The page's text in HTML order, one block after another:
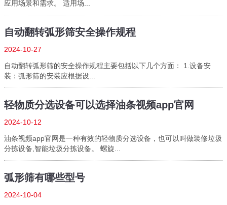
应用场景和需求。 适用场...
自动翻转弧形筛安全操作规程
2024-10-27
自动翻转弧形筛的安全操作规程主要包括以下几个方面： 1.设备安
装：弧形筛的安装应根据设...
轻物质分选设备可以选择油条视频app官网
2024-10-12
油条视频app官网是一种有效的轻物质分选设备，也可以叫做装修垃圾
分拣设备,智能垃圾分拣设备。 螺旋...
弧形筛有哪些型号
2024-10-04